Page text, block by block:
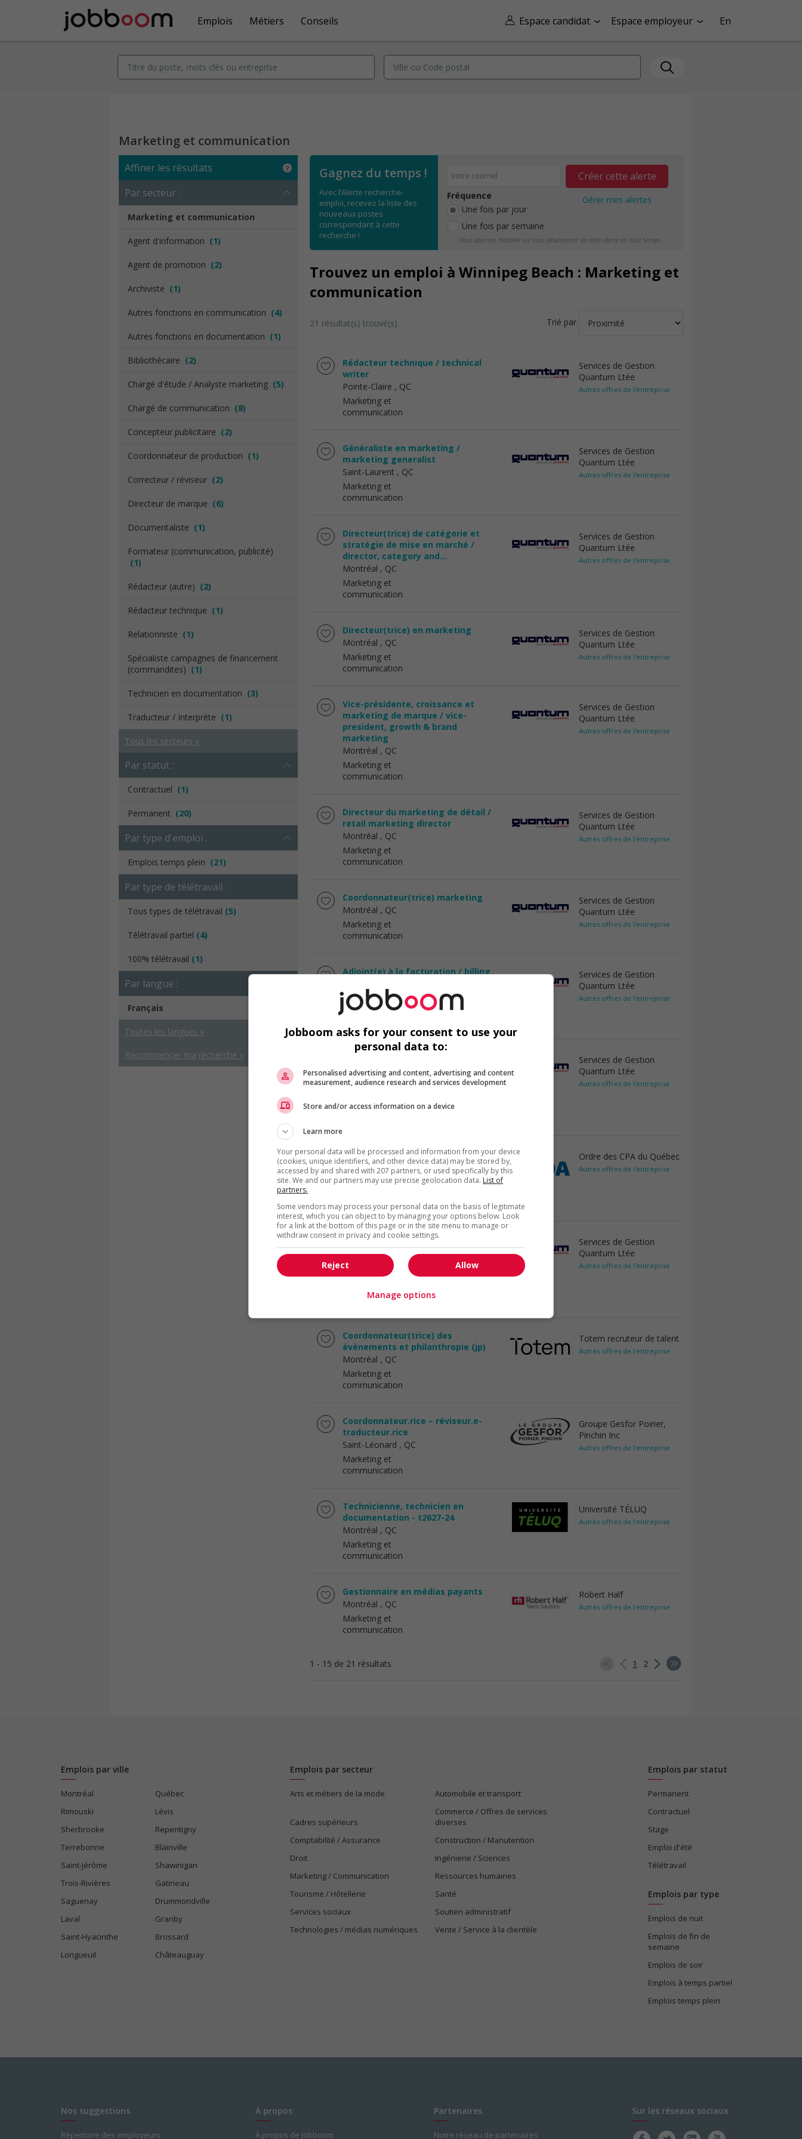
Espace candidat Espace employeur En
Emplois Métiers Conseils
Marketing et communication
Affiner les résultats
Par secteur :
Marketing et communication
Agent d'information (1)
Agent de promotion (2)
Archiviste (1)
Autres fonctions en communication (4)
Autres fonctions en documentation (1)
Bibliothécaire (2)
Chargé d'étude / Analyste marketing (5)
Chargé de communication (8)
Concepteur publicitaire (2)
Coordonnateur de production (1)
Correcteur / réviseur (2)
Directeur de marque (6)
Documentaliste (1)
Formateur (communication, publicité)
(1)
Rédacteur (autre) (2)
Rédacteur technique (1)
Relationniste (1)
Spécialiste campagnes de financement
(commandites) (1)
Technicien en documentation (3)
Traducteur / Interprète (1)
Tous les secteurs »
Par statut :
Contractuel (1)
Permanent (20)
Par type d'emploi :
Emplois temps plein (21)
Par type de télétravail :
Tous types de télétravail (5)
Télétravail partiel (4)
100% télétravail (1)
Par langue :
Français
Toutes les langues »
Recommencer ma recherche »
Gagnez du temps !
Avec l’Alerte recherche-
emploi, recevez la liste des
nouveaux postes
correspondant à cette
recherche !
Fréquence
Une fois par jour
Une fois par semaine
Créer cette alerte
Gérer mes alertes
Vous pourrez modifier ou vous désabonner de cette alerte en tout temps.
Trouvez un emploi à Winnipeg Beach : Marketing et
communication
21 résultat(s) trouvé(s) Trié par
Rédacteur technique / technical
writer
Pointe-Claire , QC
Marketing et
communication
Services de Gestion
Quantum Ltée
Autres offres de l'entreprise
Généraliste en marketing /
marketing generalist
Saint-Laurent , QC
Marketing et
communication
Services de Gestion
Quantum Ltée
Autres offres de l'entreprise
Directeur(trice) de catégorie et
stratégie de mise en marché /
director, category and...
Montréal , QC
Marketing et
communication
Services de Gestion
Quantum Ltée
Autres offres de l'entreprise
Directeur(trice) en marketing
Montréal , QC
Marketing et
communication
Services de Gestion
Quantum Ltée
Autres offres de l'entreprise
Vice-présidente, croissance et
marketing de marque / vice-
president, growth & brand
marketing
Montréal , QC
Marketing et
communication
Services de Gestion
Quantum Ltée
Autres offres de l'entreprise
Directeur du marketing de détail /
retail marketing director
Montréal , QC
Marketing et
communication
Services de Gestion
Quantum Ltée
Autres offres de l'entreprise
Coordonnateur(trice) marketing
Montréal , QC
Marketing et
communication
Services de Gestion
Quantum Ltée
Autres offres de l'entreprise
Adjoint(e) à la facturation / billing
Montréal, QC
Marketing et
Services de Gestion
Quantum Ltée
Autres offres de l'entreprise
Spécialiste du marketing produit -
commerce de détail de luxe /
product marketing specialist -...
Marketing et
Services de Gestion
Quantum Ltée
Autres offres de l'entreprise
Conseiller(-ère), communications
(temporaire 16 mois)
Montréal, QC
communication
Ordre des CPA du Québec
Autres offres de l'entreprise
Spécialiste en activation marketing
– commerce de détail de luxe –
hybride / marketing...
Montréal, QC
communication
Services de Gestion
Quantum Ltée
Autres offres de l'entreprise
Coordonnateur(trice) des
évènements et philanthropie (jp)
Montréal , QC
Marketing et
communication
Totem recruteur de talent
Autres offres de l'entreprise
Coordonnateur.rice – réviseur.e-
traducteur.rice
Saint-Léonard , QC
Marketing et
communication
Groupe Gesfor Poirier,
Pinchin Inc
Autres offres de l'entreprise
Technicienne, technicien en
documentation - t2627-24
Montréal , QC
Marketing et
communication
Université TÉLUQ
Autres offres de l'entreprise
Gestionnaire en médias payants
Montréal , QC
Marketing et
communication
Robert Half
Autres offres de l'entreprise
1 - 15 de 21 résultats 1 2
Emplois par ville
Montréal
Québec
Rimouski
Lévis
Sherbrooke
Repentigny
Terrebonne
Blainville
Saint-Jérôme
Shawinigan
Trois-Rivières
Gatineau
Saguenay
Drummondville
Laval
Granby
Saint-Hyacinthe
Brossard
Longueuil
Châteauguay
Emplois par secteur
Arts et métiers de la mode Automobile et transport
Cadres supérieurs
Commerce / Offres de services
diverses
Comptabilité / Assurance
Construction / Manutention
Droit
Ingénierie / Sciences
Marketing / Communication
Ressources humaines
Tourisme / Hôtellerie
Santé
Services sociaux
Soutien administratif
Technologies / médias numériques
Vente / Service à la clientèle
Emplois par statut
Permanent
Contractuel
Stage
Emploi d'été
Télétravail
Emplois par type
Emplois de nuit
Emplois de fin de
semaine
Emplois de soir
Emplois à temps partiel
Emplois temps plein
Nos suggestions
Répertoire des employeurs
À propos
À propos de Jobboom
Partenaires
Notre réseau de partenaires
Sur les réseaux sociaux
Jobboom asks for your consent to use your
personal data to:
Personalised advertising and content, advertising and content
measurement, audience research and services development
Store and/or access information on a device
Learn more
Your personal data will be processed and information from your device
(cookies, unique identifiers, and other device data) may be stored by,
accessed by and shared with 207 partners, or used specifically by this
site. We and our partners may use precise geolocation data. List of
partners.
Some vendors may process your personal data on the basis of legitimate
interest, which you can object to by managing your options below. Look
for a link at the bottom of this page or in the site menu to manage or
withdraw consent in privacy and cookie settings.
Allow
Reject
Manage options